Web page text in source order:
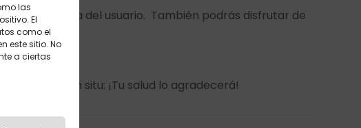
las
El
como el
este sitio. No
a ciertas
a medida del usuario. También podrás disfrutar de
probarlos in situ: ¡Tu salud lo agradecerá!